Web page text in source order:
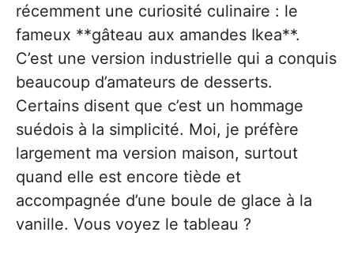
récemment une curiosité culinaire : le
fameux **gâteau aux amandes Ikea**.
C’est une version industrielle qui a conquis
beaucoup d’amateurs de desserts.
Certains disent que c’est un hommage
suédois à la simplicité. Moi, je préfère
largement ma version maison, surtout
quand elle est encore tiède et
accompagnée d’une boule de glace à la
vanille. Vous voyez le tableau ?